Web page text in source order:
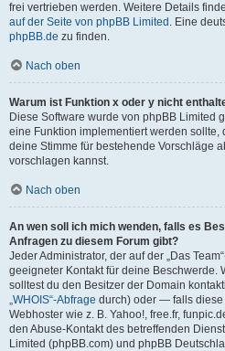
frei vertrieben werden. Weitere Details
auf der Seite von phpBB Limited . Eine
phpBB.de zu finden.
Nach oben
Warum ist Funktion x oder y nicht
Diese Software wurde von phpBB Limited
eine Funktion implementiert werden sollte,
deine Stimme für bestehende Vorschläge
vorschlagen kannst.
Nach oben
An wen soll ich mich wenden, falls es
Anfragen zu diesem Forum gibt?
Jeder Administrator, der auf der „Das
geeigneter Kontakt für deine Beschwerde.
solltest du den Besitzer der Domain
„WHOIS“-Abfrage durch) oder — falls diese
Webhoster wie z. B. Yahoo!, free.fr,
den Abuse-Kontakt des betreffenden
Limited (phpBB.com) und phpBB